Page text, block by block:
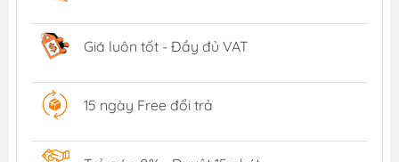
Giá luôn tốt - Đầy đủ VAT
15 ngày Free đổi trả